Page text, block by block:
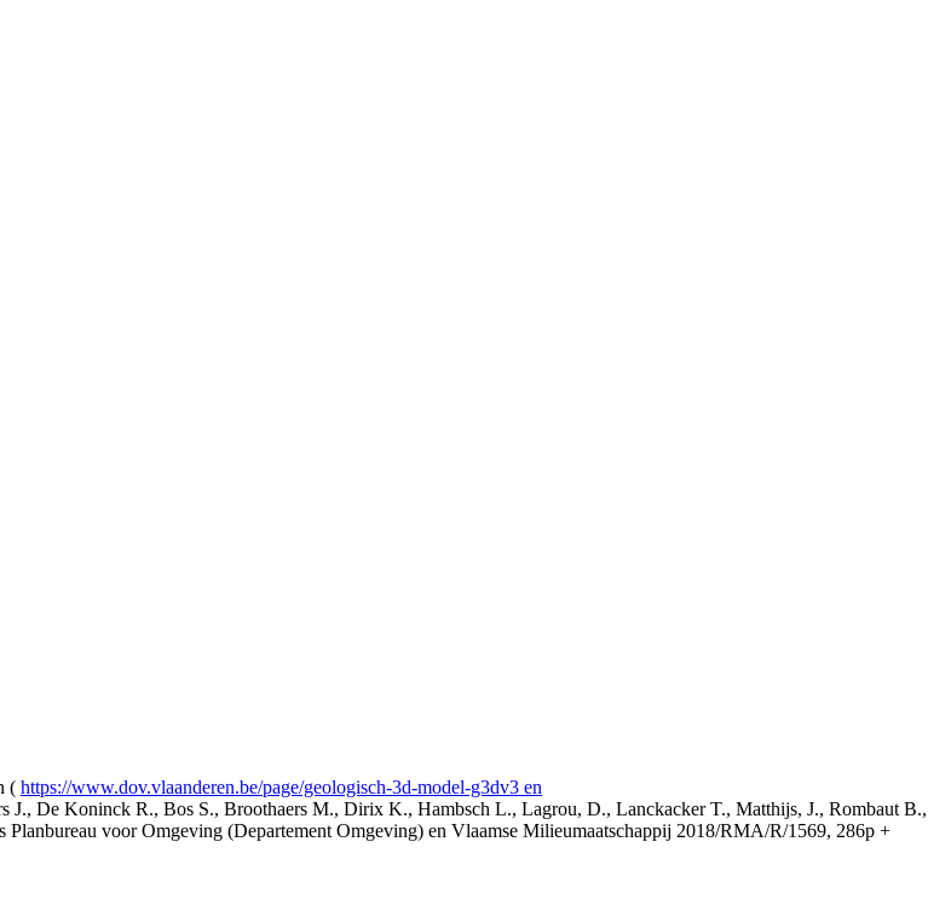
( https://www.dov.vlaanderen.be/page/geologisch-3d-model-g3dv3 en
J., De Koninck R., Bos S., Broothaers M., Dirix K., Hambsch L., Lagrou, D., Lanckacker T., Matthijs, J., Rombaut B.,
voor Omgeving (Departement Omgeving) en Vlaamse Milieumaatschappij 2018/RMA/R/1569, 286p +